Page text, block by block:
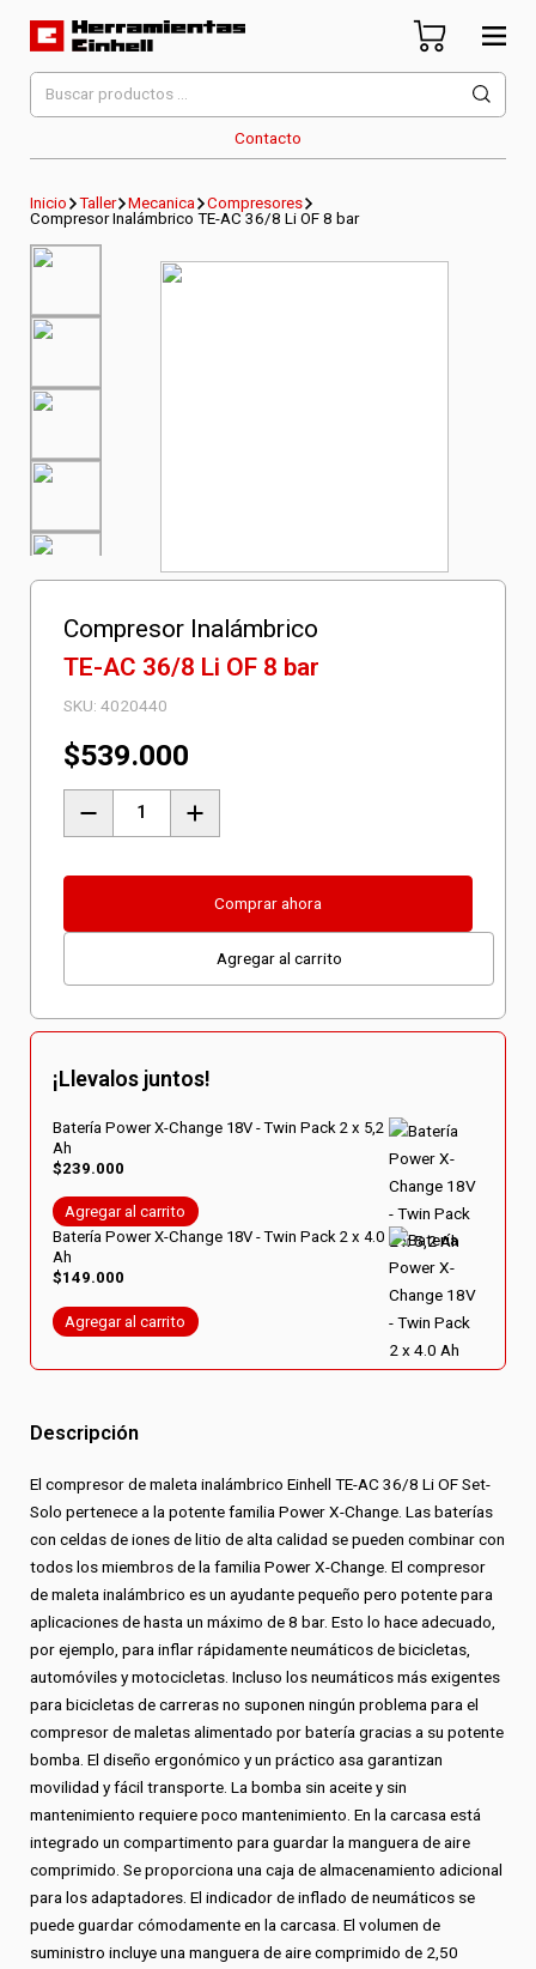
Herramientas Einhell
Distribuidor Oficial
Contacto
Buscar
por:
Inicio Taller Mecanica
Compresores
Compresor Inalámbrico TE-AC 36/8 Li OF 8 bar
Compresor Inalámbrico
TE-AC 36/8 Li OF 8 bar
SKU:4020440
$539.000
Compresor
Inalámbrico
36/8
8
Comprar ahora
Agregar al carrito
¡Llevalos juntos!
Batería Power X-Change 18V - Twin Pack 2 x 5,2
Ah
$239.000
Agregar al carrito
Batería Power X-Change 18V - Twin Pack 2 x 4.0
Ah
$149.000
Agregar al carrito
Descripción
El compresor de maleta inalámbrico Einhell TE-AC 36/8 Li OF Set-
Solo pertenece a la potente familia Power X-Change. Las baterías
con celdas de iones de litio de alta calidad se pueden combinar con
todos los miembros de la familia Power X-Change. El compresor
de maleta inalámbrico es un ayudante pequeño pero potente para
aplicaciones de hasta un máximo de 8 bar. Esto lo hace adecuado,
por ejemplo, para inflar rápidamente neumáticos de bicicletas,
automóviles y motocicletas. Incluso los neumáticos más exigentes
para bicicletas de carreras no suponen ningún problema para el
compresor de maletas alimentado por batería gracias a su potente
bomba. El diseño ergonómico y un práctico asa garantizan
movilidad y fácil transporte. La bomba sin aceite y sin
mantenimiento requiere poco mantenimiento. En la carcasa está
integrado un compartimento para guardar la manguera de aire
comprimido. Se proporciona una caja de almacenamiento adicional
para los adaptadores. El indicador de inflado de neumáticos se
puede guardar cómodamente en la carcasa. El volumen de
suministro incluye una manguera de aire comprimido de 2,50